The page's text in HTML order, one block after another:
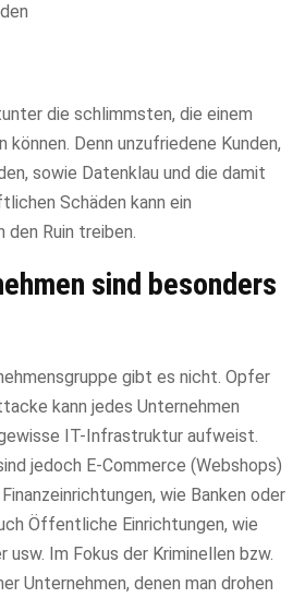
die schlimmsten, die einem
können. Denn unzufriedene Kunden,
sowie Datenklau und die damit
Schäden kann ein
den Ruin treiben.
sind besonders
gibt es nicht. Opfer
kann jedes Unternehmen
IT-Infrastruktur aufweist.
jedoch E-Commerce (Webshops)
wie Banken oder
Öffentliche Einrichtungen, wie
usw. Im Fokus der Kriminellen bzw.
Unternehmen, denen man drohen